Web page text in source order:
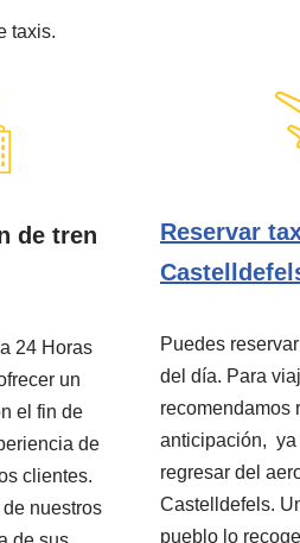
taxis.
de tren
24 Horas
un
el fin de
de
clientes.
nuestros
Reservar
Puedes
del día. Para
recomendamos
anticipación, ya
regresar del
Castelldefels.
pueblo lo